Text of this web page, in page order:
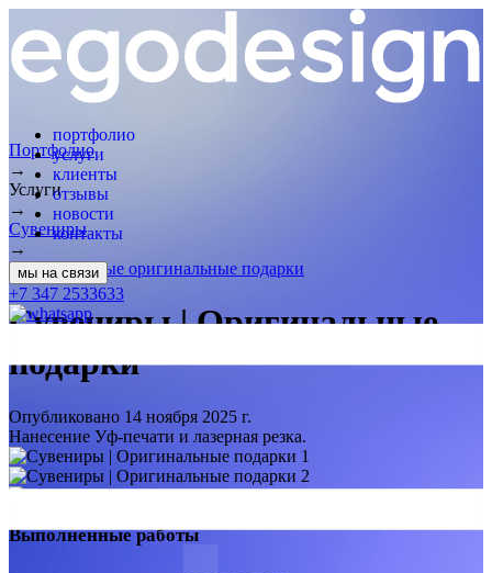
портфолио
услуги
клиенты
отзывы
новости
контакты
мы на связи
+7 347 2533633
Портфолио
→
Услуги
→
Сувениры
→
Реализованные оригинальные подарки
Сувениры | Оригинальные
подарки
Опубликовано 14 ноября 2025 г.
Нанесение Уф-печати и лазерная резка.
Выполненные работы